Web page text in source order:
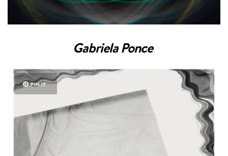
Gabriela Ponce
PIN IT